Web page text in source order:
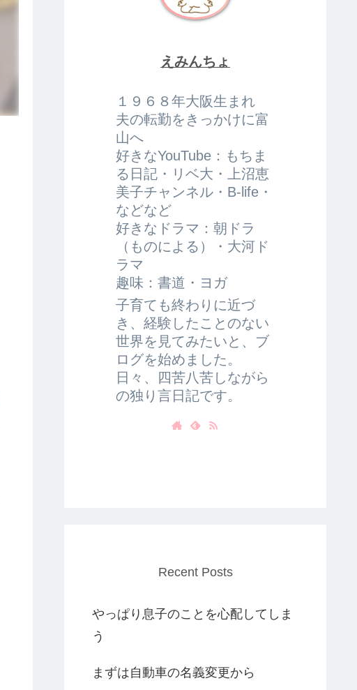
えみんちょ
１９６８年大阪生まれ
夫の転勤をきっかけに富
山へ
好きなYouTube：もちま
る日記・リベ大・上沼恵
美子チャンネル・B-life・
などなど
好きなドラマ：朝ドラ
（ものによる）・大河ド
ラマ
趣味：書道・ヨガ
子育ても終わりに近づ
き、経験したことのない
世界を見てみたいと、ブ
ログを始めました。
日々、四苦八苦しながら
の独り言日記です。
Recent Posts
やっぱり息子のことを心配してしま
う
まずは自動車の名義変更から